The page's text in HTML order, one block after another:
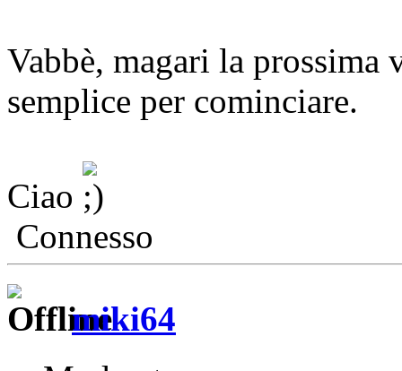
Vabbè, magari la
semplice per cominciare.
Ciao
Connesso
miki64